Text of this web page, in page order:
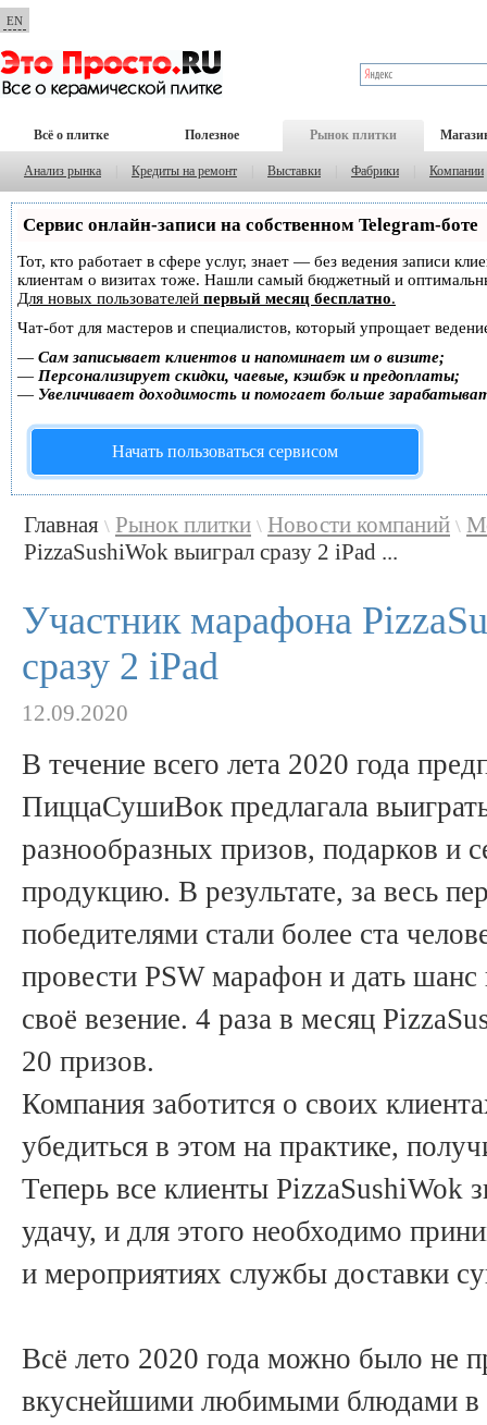
EN
Всё о плитке Полезное Рынок плитки
Анализ рынка Кредиты на ремонт Выставки Фабрики Компании
Сервис онлайн-записи на собственном Telegram-боте
Тот, кто работает в сфере услуг, знает — без ведения записи
клиентам о визитах тоже. Нашли самый бюджетный и
Для новых пользователей первый месяц бесплатно.
Чат-бот для мастеров и специалистов, который упрощает
— Сам записывает клиентов и напоминает им о визите;
— Персонализирует скидки, чаевые, кэшбэк и предоплаты;
— Увеличивает доходимость и помогает больше
Начать пользоваться сервисом
Главная \ Рынок плитки \ Новости компаний \
PizzaSushiWok выиграл сразу 2 iPad ...
Участник марафона
сразу 2 iPad
12.09.2020
В течение всего лета 2020 года
ПиццаСушиВок предлагала
разнообразных призов, подарков и
продукцию. В результате, за весь
победителями стали более ста
провести PSW марафон и дать
своё везение. 4 раза в месяц
20 призов.
Компания заботится о своих
убедиться в этом на практике,
Теперь все клиенты PizzaSushiWok
удачу, и для этого необходимо
и мероприятиях службы доставки
Всё лето 2020 года можно было не
вкуснейшими любимыми блюдами в